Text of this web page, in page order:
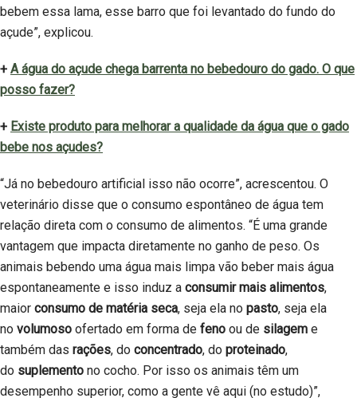
bebem essa lama, esse barro que foi levantado do fundo do
açude”, explicou.
+ A água do açude chega barrenta no bebedouro do gado. O que
posso fazer?
+ Existe produto para melhorar a qualidade da água que o gado
bebe nos açudes?
“Já no bebedouro artificial isso não ocorre”, acrescentou. O
veterinário disse que o consumo espontâneo de água tem
relação direta com o consumo de alimentos. “É uma grande
vantagem que impacta diretamente no ganho de peso. Os
animais bebendo uma água mais limpa vão beber mais água
espontaneamente e isso induz a consumir mais alimentos,
maior consumo de matéria seca, seja ela no pasto, seja ela
no volumoso ofertado em forma de feno ou de silagem e
também das rações, do concentrado, do proteinado,
do suplemento no cocho. Por isso os animais têm um
desempenho superior, como a gente vê aqui (no estudo)”,